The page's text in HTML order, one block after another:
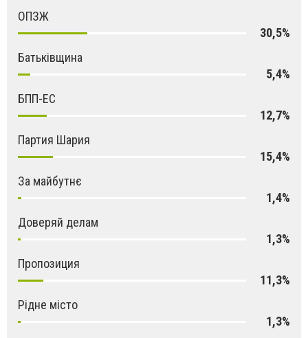
ОПЗЖ
30,5%
Батьківщина
5,4%
БПП-ЕС
12,7%
Партия Шария
15,4%
За майбутнє
1,4%
Доверяй делам
1,3%
Пропозиция
11,3%
Рідне місто
1,3%